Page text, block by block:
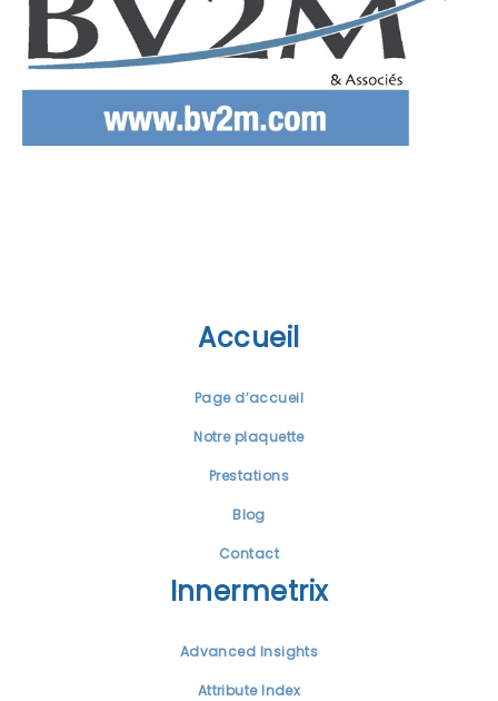
Accueil
Page d’accueil
Notre plaquette
Prestations
Blog
Contact
Innermetrix
Advanced Insights
Attribute Index